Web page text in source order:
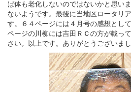
ば体も老化しないのではないかと思い
ないようです。最後に当地区ロータリ
す。６４ページには４月号の感想とし
ページの川柳には吉田ＲＣの方が載っ
さい。以上です。ありがとうございまし